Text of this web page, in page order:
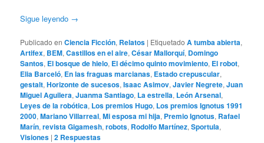
Sigue leyendo →
Publicado en Ciencia Ficción, Relatos | Etiquetado A tumba abierta,
Artifex, BEM,Castillos en el aire,César Mallorquí, Domingo
Santos, El bosque de hielo, El décimo quinto movimiento, El robot,
Elia Barceló, En las fraguas marcianas, Estado crepuscular,
gestalt,Horizonte de sucesos,Isaac Asimov,Javier Negrete,Juan
Miguel Aguilera,Juanma Santiago, La estrella, León Arsenal,
Leyes de la robótica, Los premios Hugo, Los premios Ignotus 1991
2000,Mariano Villarreal,Mi esposa mi hija, Premio Ignotus, Rafael
Marín,revista Gigamesh,robots, Rodolfo Martínez,Sportula,
Visiones |2 Respuestas